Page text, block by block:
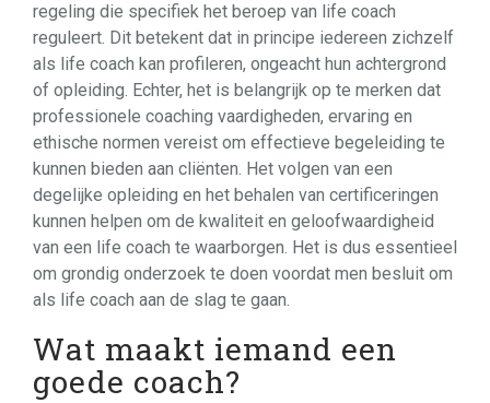
regeling die specifiek het beroep van life coach
reguleert. Dit betekent dat in principe iedereen zichzelf
als life coach kan profileren, ongeacht hun achtergrond
of opleiding. Echter, het is belangrijk op te merken dat
professionele coaching vaardigheden, ervaring en
ethische normen vereist om effectieve begeleiding te
kunnen bieden aan cliënten. Het volgen van een
degelijke opleiding en het behalen van certificeringen
kunnen helpen om de kwaliteit en geloofwaardigheid
van een life coach te waarborgen. Het is dus essentieel
om grondig onderzoek te doen voordat men besluit om
als life coach aan de slag te gaan.
Wat maakt iemand een
goede coach?